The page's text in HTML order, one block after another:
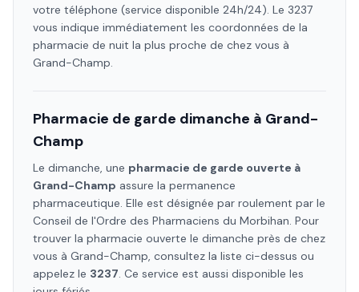
votre téléphone (service disponible 24h/24). Le 3237
vous indique immédiatement les coordonnées de la
pharmacie de nuit la plus proche de chez vous à
Grand-Champ.
Pharmacie de garde dimanche à Grand-
Champ
Le dimanche, une pharmacie de garde ouverte à
Grand-Champ assure la permanence
pharmaceutique. Elle est désignée par roulement par le
Conseil de l'Ordre des Pharmaciens du Morbihan. Pour
trouver la pharmacie ouverte le dimanche près de chez
vous à Grand-Champ, consultez la liste ci-dessus ou
appelez le 3237. Ce service est aussi disponible les